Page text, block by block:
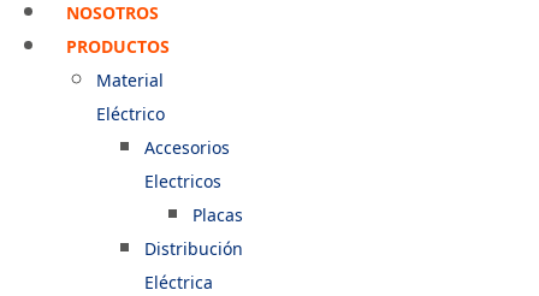
NOSOTROS
PRODUCTOS
Material
Eléctrico
Accesorios
Electricos
Placas
Distribución
Eléctrica